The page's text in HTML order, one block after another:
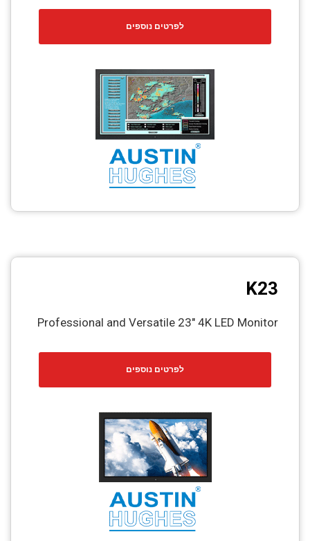
לפרטים נוספים
K23
Professional and Versatile 23″ 4K LED Monitor
לפרטים נוספים